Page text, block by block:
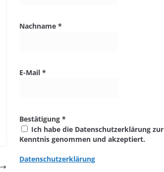
Nachname *
E-Mail *
Bestätigung *
Ich habe die Datenschutzerklärung zur
Kenntnis genommen und akzeptiert.
Datenschutzerklärung